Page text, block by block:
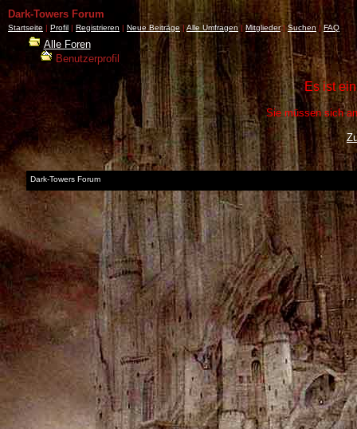
Dark-Towers Forum
Startseite | Profil | Registrieren | Neue Beiträge |Alle Umfragen | Mitglieder|Suchen| FAQ
Alle Foren
Benutzerprofil
Es ist
Sie müssen sich
Dark-Towers Forum